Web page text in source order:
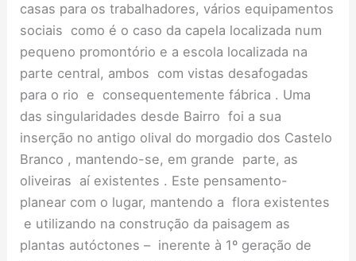
casas para os trabalhadores, vários equipamentos
sociais como é o caso da capela localizada num
pequeno promontório e a escola localizada na
parte central, ambos com vistas desafogadas
para o rio e consequentemente fábrica . Uma
das singularidades desde Bairro foi a sua
inserção no antigo olival do morgadio dos Castelo
Branco , mantendo-se, em grande parte, as
oliveiras aí existentes . Este pensamento-
planear com o lugar, mantendo a flora existentes
e utilizando na construção da paisagem as
plantas autóctones – inerente à 1º geração de